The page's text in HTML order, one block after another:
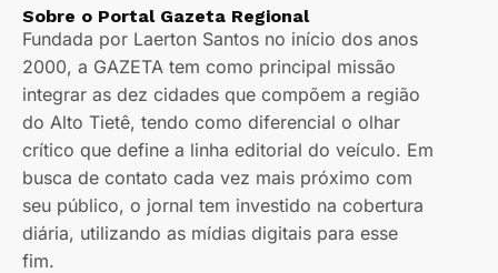
Sobre o Portal Gazeta Regional
Fundada por Laerton Santos no início dos anos
2000, a GAZETA tem como principal missão
integrar as dez cidades que compõem a região
do Alto Tietê, tendo como diferencial o olhar
crítico que define a linha editorial do veículo. Em
busca de contato cada vez mais próximo com
seu público, o jornal tem investido na cobertura
diária, utilizando as mídias digitais para esse
fim.